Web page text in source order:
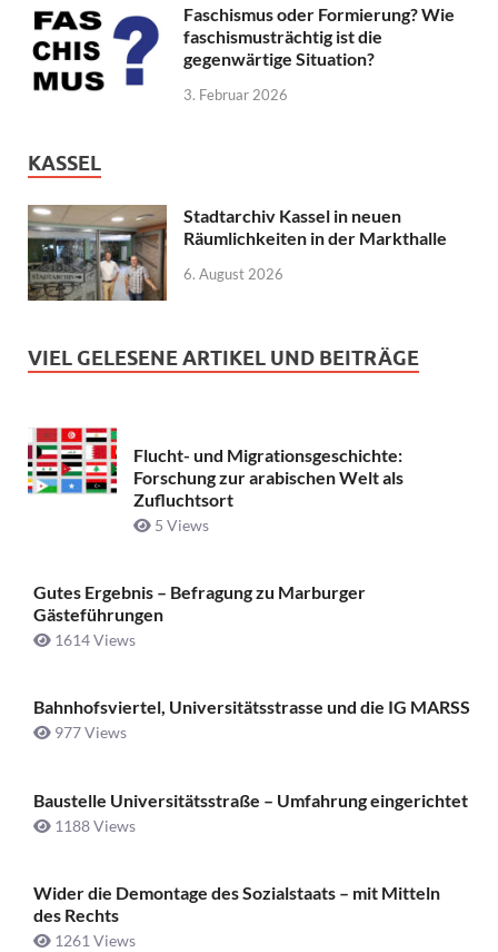
Faschismus oder Formierung? Wie
faschismusträchtig ist die
gegenwärtige Situation?
3. Februar 2026
KASSEL
Stadtarchiv Kassel in neuen
Räumlichkeiten in der Markthalle
6. August 2026
VIEL GELESENE ARTIKEL UND BEITRÄGE
Flucht- und Migrationsgeschichte:
Forschung zur arabischen Welt als
Zufluchtsort
5 Views
Gutes Ergebnis – Befragung zu Marburger
Gästeführungen
1614 Views
Bahnhofsviertel, Universitätsstrasse und die IG MARSS
977 Views
Baustelle Universitätsstraße ­– Umfahrung eingerichtet
1188 Views
Wider die Demontage des Sozialstaats – mit Mitteln
des Rechts
1261 Views